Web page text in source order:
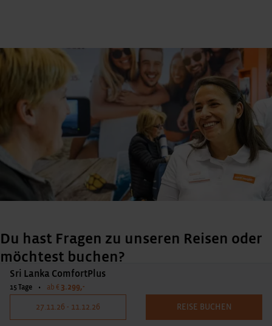
Du hast Fragen zu unseren Reisen oder
möchtest buchen?
Ruf uns an oder schreibe uns per
Sri Lanka ComfortPlus
15 Tage • ab € 3.299,-
27.11.26 - 11.12.26 REISE BUCHEN